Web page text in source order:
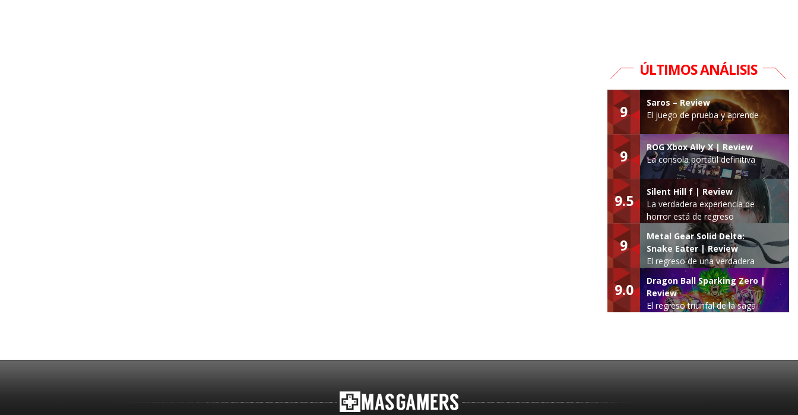
ÚLTIMOS ANÁLISIS
9
Saros – Review
El juego de prueba y aprende
9
ROG Xbox Ally X | Review
La consola portátil definitiva
9.5
Silent Hill f | Review
La verdadera experiencia de
horror está de regreso
9
Metal Gear Solid Delta:
Snake Eater | Review
El regreso de una verdadera
leyenda
9.0
Dragon Ball Sparking Zero |
Review
El regreso triunfal de la saga